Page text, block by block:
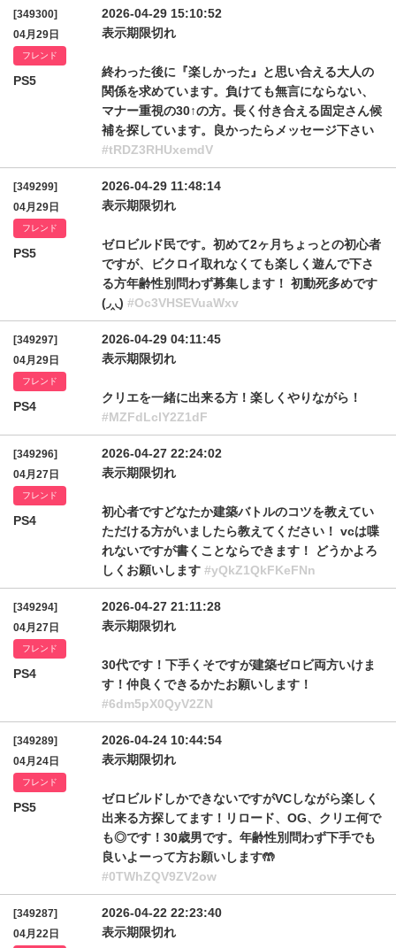
[349300]
04月29日
フレンド
PS5
2026-04-29 15:10:52
表示期限切れ
終わった後に『楽しかった』と思い合える大人の
関係を求めています。負けても無言にならない、
マナー重視の30↑の方。長く付き合える固定さん候
補を探しています。良かったらメッセージ下さい
#tRDZ3RHUxemdV
[349299]
04月29日
フレンド
PS5
2026-04-29 11:48:14
表示期限切れ
ゼロビルド民です。初めて2ヶ月ちょっとの初心者
ですが、ビクロイ取れなくても楽しく遊んで下さ
る方年齢性別問わず募集します！ 初動死多めです
(◞‸◟) #Oc3VHSEVuaWxv
[349297]
04月29日
フレンド
PS4
2026-04-29 04:11:45
表示期限切れ
クリエを一緒に出来る方！楽しくやりながら！
#MZFdLclY2Z1dF
[349296]
04月27日
フレンド
PS4
2026-04-27 22:24:02
表示期限切れ
初心者ですどなたか建築バトルのコツを教えてい
ただける方がいましたら教えてください！ vcは喋
れないですが書くことならできます！ どうかよろ
しくお願いします #yQkZ1QkFKeFNn
[349294]
04月27日
フレンド
PS4
2026-04-27 21:11:28
表示期限切れ
30代です！下手くそですが建築ゼロビ両方いけま
す！仲良くできるかたお願いします！
#6dm5pX0QyV2ZN
[349289]
04月24日
フレンド
PS5
2026-04-24 10:44:54
表示期限切れ
ゼロビルドしかできないですがVCしながら楽しく
出来る方探してます！リロード、OG、クリエ何で
も◎です！30歳男です。年齢性別問わず下手でも
良いよーって方お願いします🤲
#0TWhZQV9ZV2ow
[349287]
04月22日
2026-04-22 22:23:40
表示期限切れ